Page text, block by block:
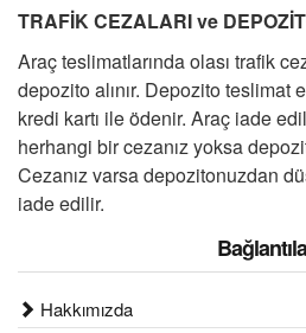
TRAFİK CEZALARI ve
Araç teslimatlarında olası trafik
depozito alınır. Depozito teslimat
kredi kartı ile ödenir. Araç iade
herhangi bir cezanız yoksa
Cezanız varsa depozitonuzdan
iade edilir.
Hakkımızda